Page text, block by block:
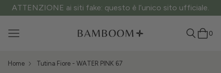
ATTENZIONE ai siti fake: questo è l’unico sito ufficiale.
0
Home Tutina Fiore - WATER PINK 67